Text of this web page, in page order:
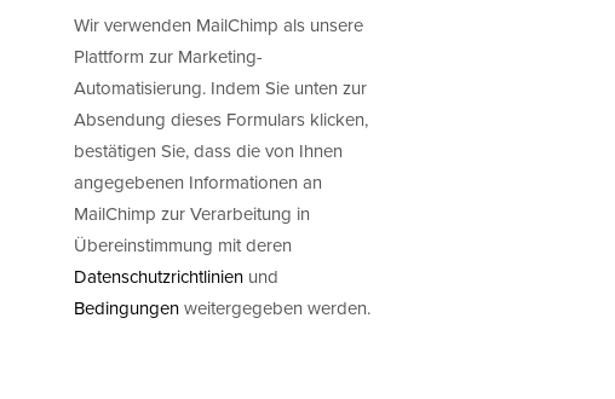
Wir verwenden MailChimp als unsere
Plattform zur Marketing-
Automatisierung. Indem Sie unten zur
Absendung dieses Formulars klicken,
bestätigen Sie, dass die von Ihnen
angegebenen Informationen an
MailChimp zur Verarbeitung in
Übereinstimmung mit deren
Datenschutzrichtlinien und
Bedingungenweitergegeben werden.